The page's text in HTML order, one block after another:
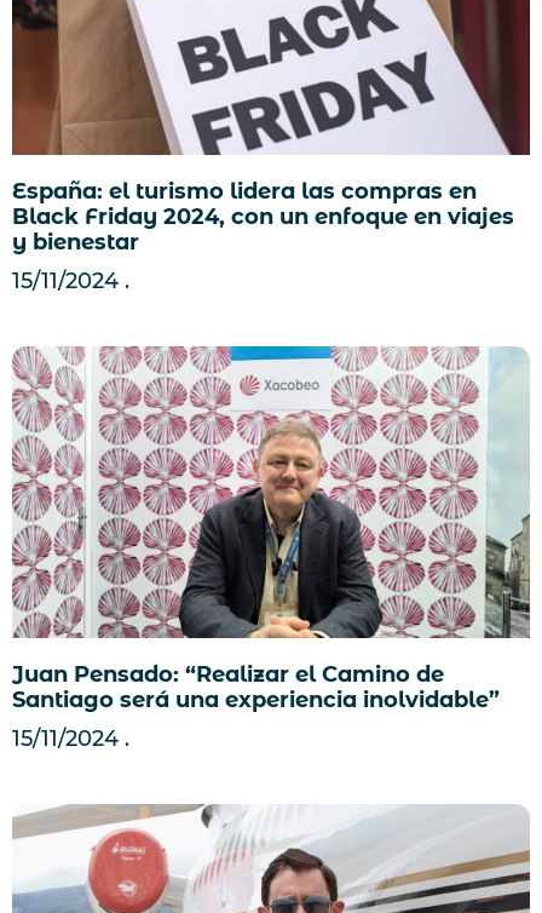
España: el turismo lidera las compras en
Black Friday 2024, con un enfoque en viajes
y bienestar
15/11/2024
Juan Pensado: “Realizar el Camino de
Santiago será una experiencia inolvidable”
15/11/2024